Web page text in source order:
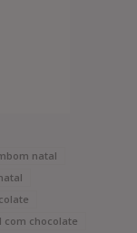
natal
com chocolate